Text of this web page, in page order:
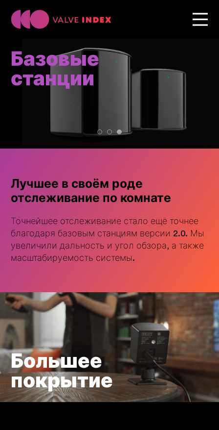
Базовые
станции
Лучшее в своём роде
отслеживание по комнате
Точнейшее отслеживание стало ещё точнее
благодаря базовым станциям версии 2.0. Мы
увеличили дальность и угол обзора, а также
масштабируемость системы.
Большее
покрытие